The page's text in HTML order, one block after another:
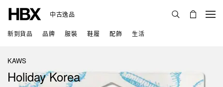
中古逸品
新到貨品 品牌 服裝 鞋履 配飾 生活
KAWS
Holiday Korea